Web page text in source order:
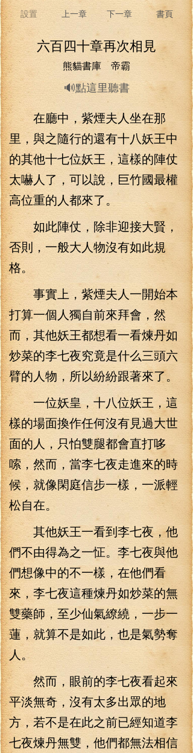
設置 上一章 下一章 書頁
六百四十章再次相見
熊貓書庫 帝霸
🔊點這里聽書
在廳中，紫煙夫人坐在那
里，與之隨行的還有十八妖王中
的其他十七位妖王，這樣的陣仗
太嚇人了，可以說，巨竹國最權
高位重的人都來了。
如此陣仗，除非迎接大賢，
否則，一般大人物沒有如此規
格。
事實上，紫煙夫人一開始本
打算一個人獨自前來拜會，然
而，其他妖王都想看一看煉丹如
炒菜的李七夜究竟是什么三頭六
臂的人物，所以紛紛跟著來了。
一位妖皇，十八位妖王，這
樣的場面換作任何沒有見過大世
面的人，只怕雙腿都會直打哆
嗦，然而，當李七夜走進來的時
候，就像閑庭信步一樣，一派輕
松自在。
其他妖王一看到李七夜，他
們不由得為之一怔。李七夜與他
們想像中的不一樣，在他們看
來，李七夜這種煉丹如炒菜的無
雙藥師，至少仙氣繚繞，一步一
蓮，就算不是如此，也是氣勢奪
人。
然而，眼前的李七夜看起來
平淡無奇，沒有太多出眾的地
方，若不是在此之前已經知道李
七夜煉丹無雙，他們都無法相信